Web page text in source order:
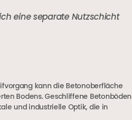
eine separate Nutzschicht
kann die Betonoberfläche
Bodens. Geschliffene Betonböden
und industrielle Optik, die in